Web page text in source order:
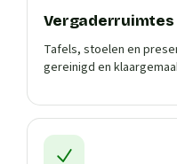
Vergaderruimtes
Tafels, stoelen en
gereinigd en